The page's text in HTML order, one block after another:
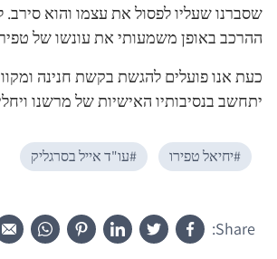
שסברנו שעליו לפסול את עצמו והוא סירב.
ההרכב באופן משמעותי את עונשו של
כעת אנו פועלים להגשת בקשת חנינה
יתחשב בנסיבותיו האישיות של מרשנו
#יחיאל טפירו #עו"ד אייל בסרגליק
Share: